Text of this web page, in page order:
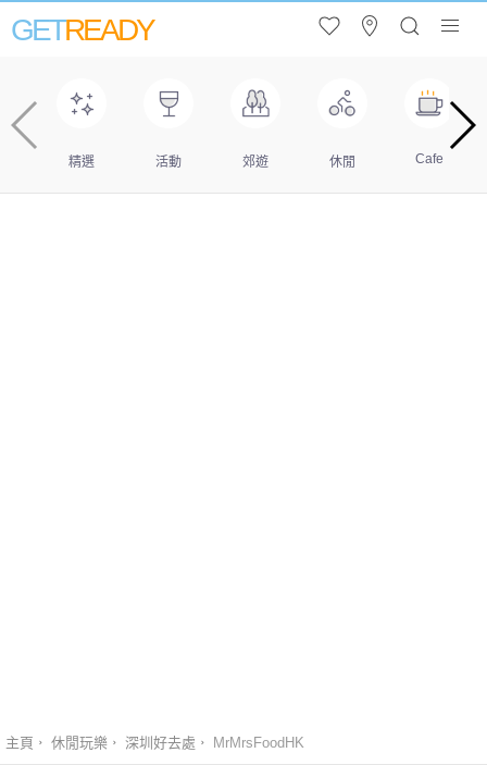
GETREADY
精選 活動 郊遊 休閒 Cafe
主頁 休閒玩樂 深圳好去處 MrMrsFoodHK